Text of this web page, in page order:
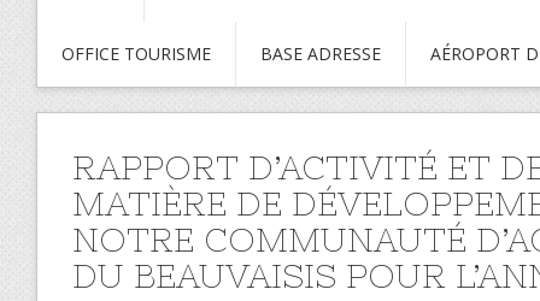
OFFICE TOURISME BASE ADRESSE AÉROPORT
RAPPORT D’ACTIVITÉ ET
MATIÈRE DE
NOTRE COMMUNAUTÉ
DU BEAUVAISIS POUR